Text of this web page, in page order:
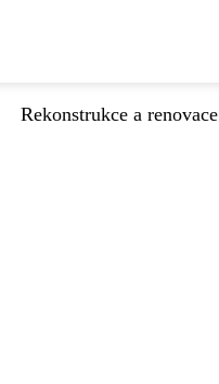
Rekonstrukce a renovace